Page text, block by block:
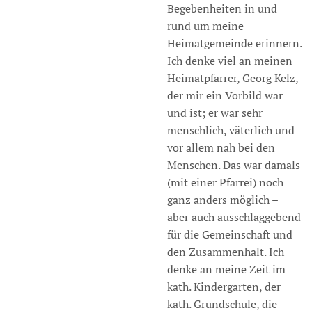
Begebenheiten in und
rund um meine
Heimatgemeinde erinnern.
Ich denke viel an meinen
Heimatpfarrer, Georg Kelz,
der mir ein Vorbild war
und ist; er war sehr
menschlich, väterlich und
vor allem nah bei den
Menschen. Das war damals
(mit einer Pfarrei) noch
ganz anders möglich –
aber auch ausschlaggebend
für die Gemeinschaft und
den Zusammenhalt. Ich
denke an meine Zeit im
kath. Kindergarten, der
kath. Grundschule, die